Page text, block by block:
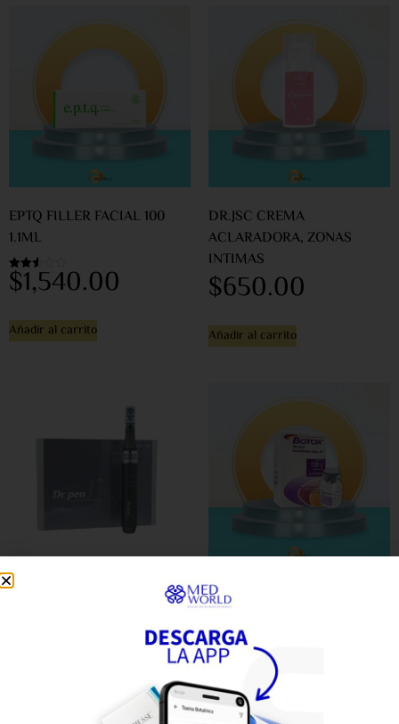
EPTQ FILLER FACIAL 100
1.1ML
Valorado
en
$1,540.00
Añadir al carrito
DR.JSC CREMA
ACLARADORA, ZONAS
INTIMAS
$650.00
Añadir al carrito
DR. PEN MICRONEEDLING
TOXINA BOTULINICA 100U
$5,600.00
Añadir al carrito